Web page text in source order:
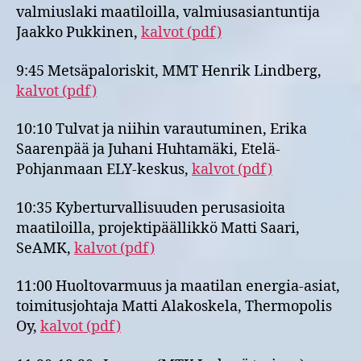
valmiuslaki maatiloilla, valmiusasiantuntija
Jaakko Pukkinen, kalvot (pdf)
9:45 Metsäpaloriskit, MMT Henrik Lindberg,
kalvot (pdf)
10:10 Tulvat ja niihin varautuminen, Erika
Saarenpää ja Juhani Huhtamäki, Etelä-
Pohjanmaan ELY-keskus, kalvot (pdf)
10:35 Kyberturvallisuuden perusasioita
maatiloilla, projektipäällikkö Matti Saari,
SeAMK, kalvot (pdf)
11:00 Huoltovarmuus ja maatilan energia-asiat,
toimitusjohtaja Matti Alakoskela, Thermopolis
Oy, kalvot (pdf)